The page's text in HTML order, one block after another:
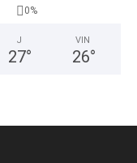
0%
J
27°
VIN
26°